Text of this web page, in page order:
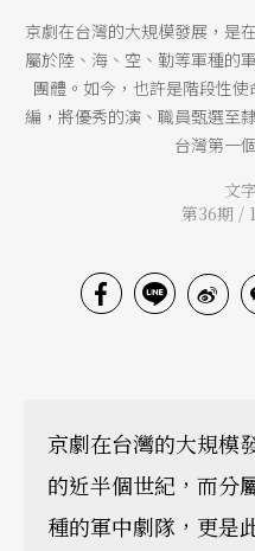
京劇在台灣的大規模發展，是
屬於陸、海、空、勤等軍種的
團體。如今，也許是階段性
編，將優秀的演、職員甄選至
台灣第一
文字
第36期 /
京劇在台灣的大規模
的近半個世紀，而分
種的軍中劇隊，更是